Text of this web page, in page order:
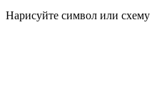
Нарисуйте символ или схему